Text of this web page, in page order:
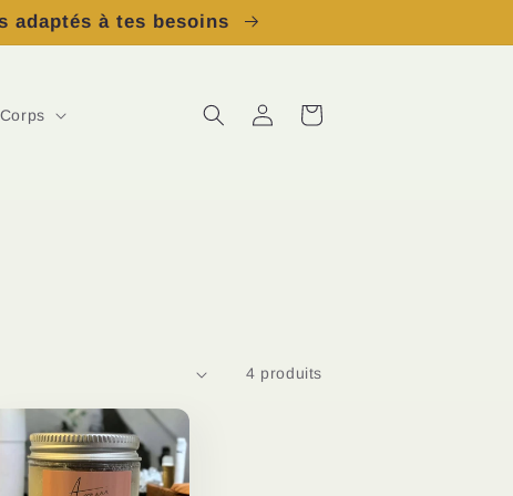
adaptés à tes besoins
Corps ConnexionPanier
4 produits